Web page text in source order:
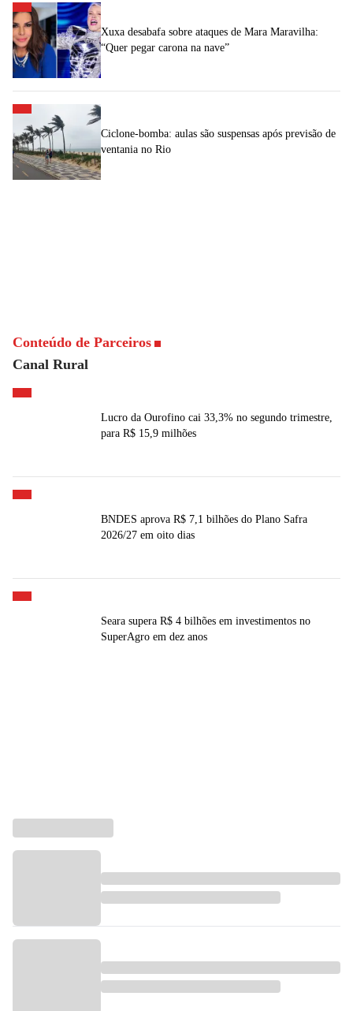
Xuxa desabafa sobre ataques de Mara Maravilha:
“Quer pegar carona na nave”
Ciclone-bomba: aulas são suspensas após previsão de
ventania no Rio
Conteúdo de Parceiros
Canal Rural
Lucro da Ourofino cai 33,3% no segundo trimestre,
para R$ 15,9 milhões
BNDES aprova R$ 7,1 bilhões do Plano Safra
2026/27 em oito dias
Seara supera R$ 4 bilhões em investimentos no
SuperAgro em dez anos